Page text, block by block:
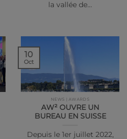
la vallée de…
NEWS | AWARDS
AW² OUVRE UN
BUREAU EN SUISSE
Depuis le 1er juillet 2022,
10
Oct